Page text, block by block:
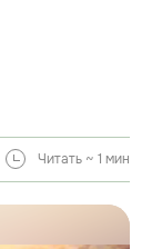
Читать ~ 1 мин